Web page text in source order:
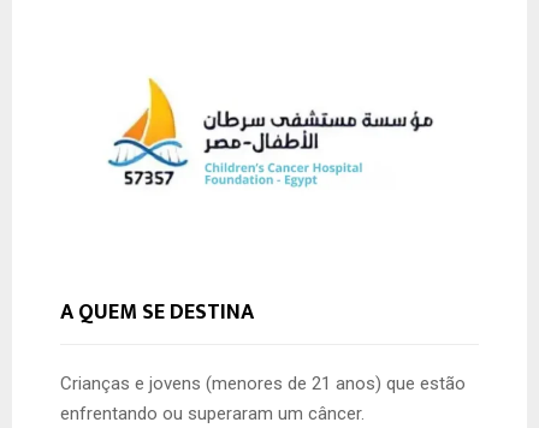
A QUEM SE DESTINA
Crianças e jovens (menores de 21 anos) que estão
enfrentando ou superaram um câncer.